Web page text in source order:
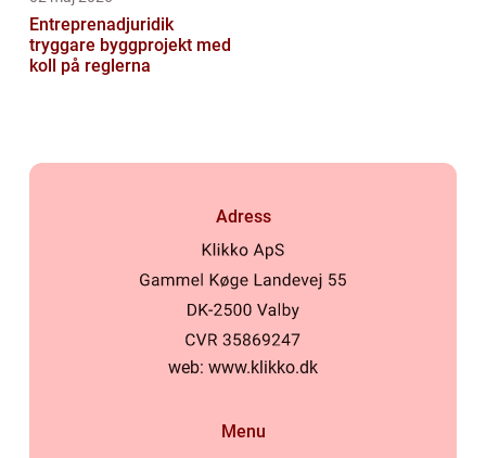
Entreprenadjuridik
tryggare byggprojekt med
koll på reglerna
Adress
web: www.klikko.dk
Menu